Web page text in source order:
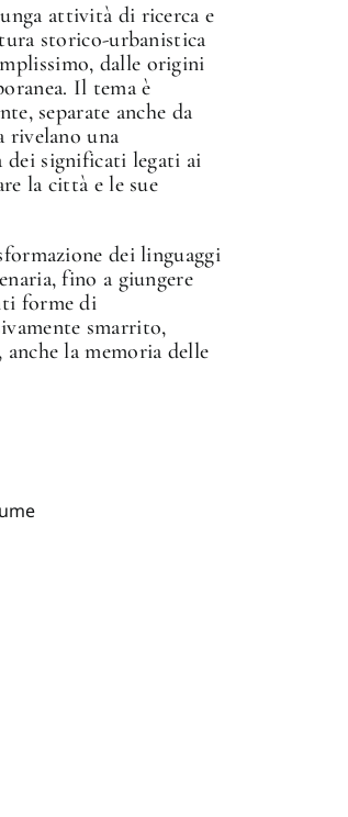
attività di ricerca e
storico-urbanistica
dalle origini
Il tema è
separate anche da
una
dei significati legati ai
la città e le sue
dei linguaggi
fino a giungere
forme di
smarrito,
la memoria delle